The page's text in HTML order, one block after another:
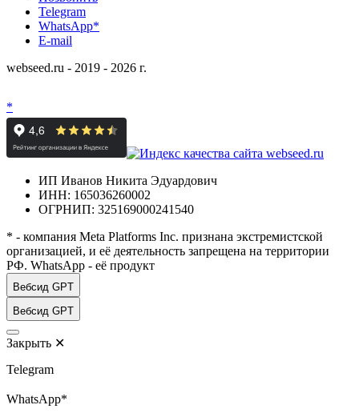
Telegram
WhatsApp*
E-mail
webseed.ru - 2019 - 2026 г.
*
ИП Иванов Никита Эдуардович
ИНН: 165036260002
ОГРНИП: 325169000241540
* - компания Meta Platforms Inc. признана экстремистской
организацией, и её деятельность запрещена на территории
РФ. WhatsApp - её продукт
Вебсид GPT
Вебсид GPT
Закрыть ✕
Telegram
WhatsApp*